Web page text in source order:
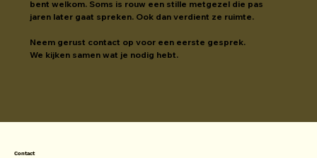
bent welkom. Soms is rouw een stille metgezel die pas
jaren later gaat spreken. Ook dan verdient ze ruimte.
Neem gerust contact op voor een eerste gesprek.
We kijken samen wat je nodig hebt.
Contact